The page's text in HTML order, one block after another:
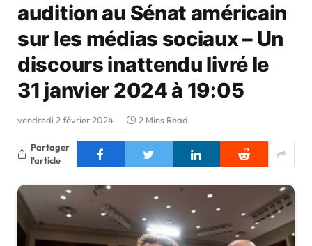
audition au Sénat américain
sur les médias sociaux – Un
discours inattendu livré le
31 janvier 2024 à 19:05
vendredi 2 février 2024 2 Mins Read
Partager
l'article